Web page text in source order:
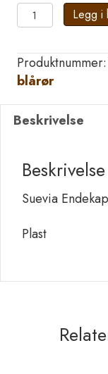
Suevia
Endekappe
antall
Legg i
Produktnummer:
blårør
Beskrivelse
Beskrivelse
Suevia
Plast